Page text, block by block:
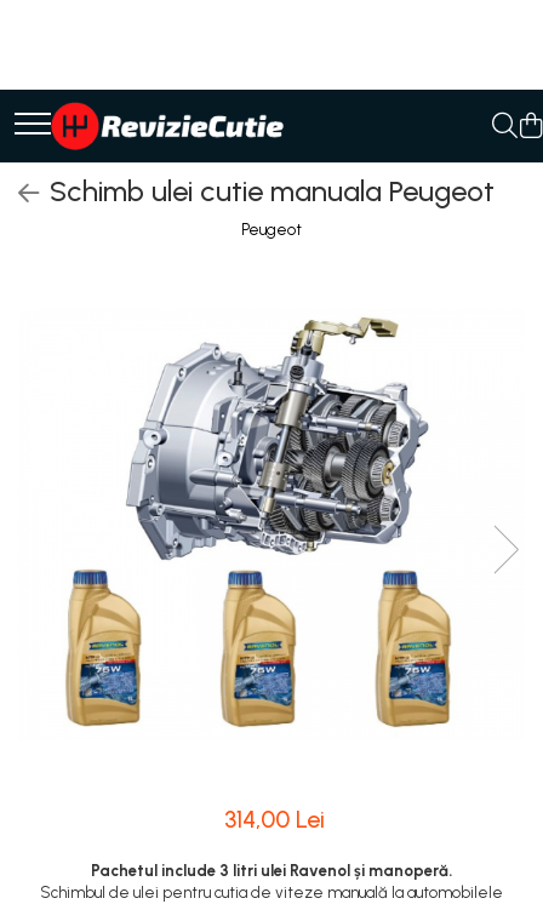
Ulei cutie automata
Filtre cutii automate
Schimb ulei cutie manuala Peugeot
Peugeot
314,00 Lei
Pachetul include 3 litri ulei Ravenol și manoperă.
Schimbul de ulei pentru cutia de viteze manuală la automobilele